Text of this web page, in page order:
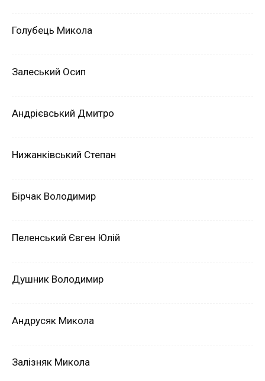
Голубець Микола
Залеський Осип
Андрієвський Дмитро
Нижанківський Степан
Бірчак Володимир
Пеленський Євген Юлій
Душник Володимир
Андрусяк Микола
Залізняк Микола